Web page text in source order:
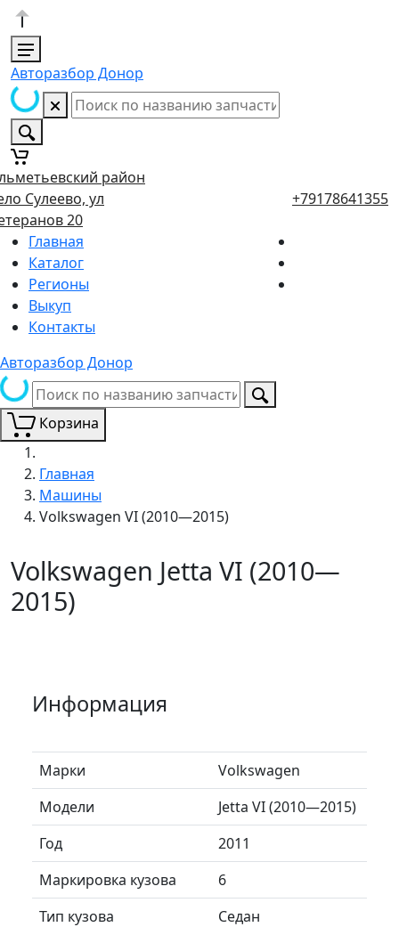
Авторазбор Донор
район
Сулеево, ул
20
+79178641355
Главная
Каталог
Регионы
Выкуп
Контакты
Авторазбор Донор
Корзина
Главная
Машины
Volkswagen VI (2010—2015)
Volkswagen Jetta VI (2010—
2015)
Информация
Марки
Volkswagen
Модели
Jetta VI (2010—2015)
Год
2011
Маркировка кузова
6
Тип кузова
Седан